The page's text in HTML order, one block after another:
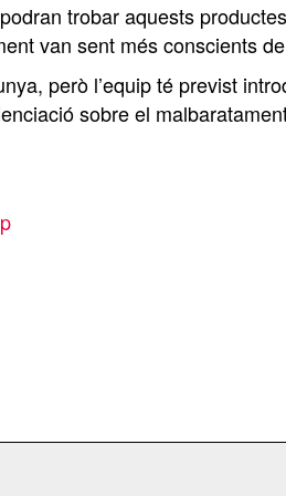
trobar aquests
van sent més conscients
però l’equip té previst
sobre el